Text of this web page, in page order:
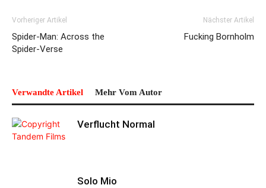
Vorheriger Artikel
Spider-Man: Across the
Spider-Verse
Nächster Artikel
Fucking Bornholm
Verwandte Artikel Mehr Vom Autor
Verflucht Normal
Solo Mio